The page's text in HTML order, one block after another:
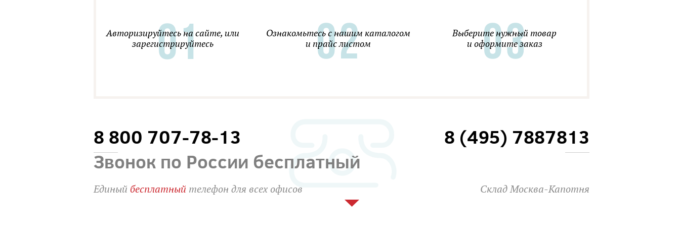
Авторизируйтесь на сайте, или
зарегистрируйтесь
Ознакомьтесь с нашим каталогом
и прайс листом
Выберите нужный товар
и оформите заказ
8 800 707-78-13
Звонок по России бесплатный
8 (495) 7887813
Единыйбесплатный телефон для всех офисов Склад Москва-Капотня